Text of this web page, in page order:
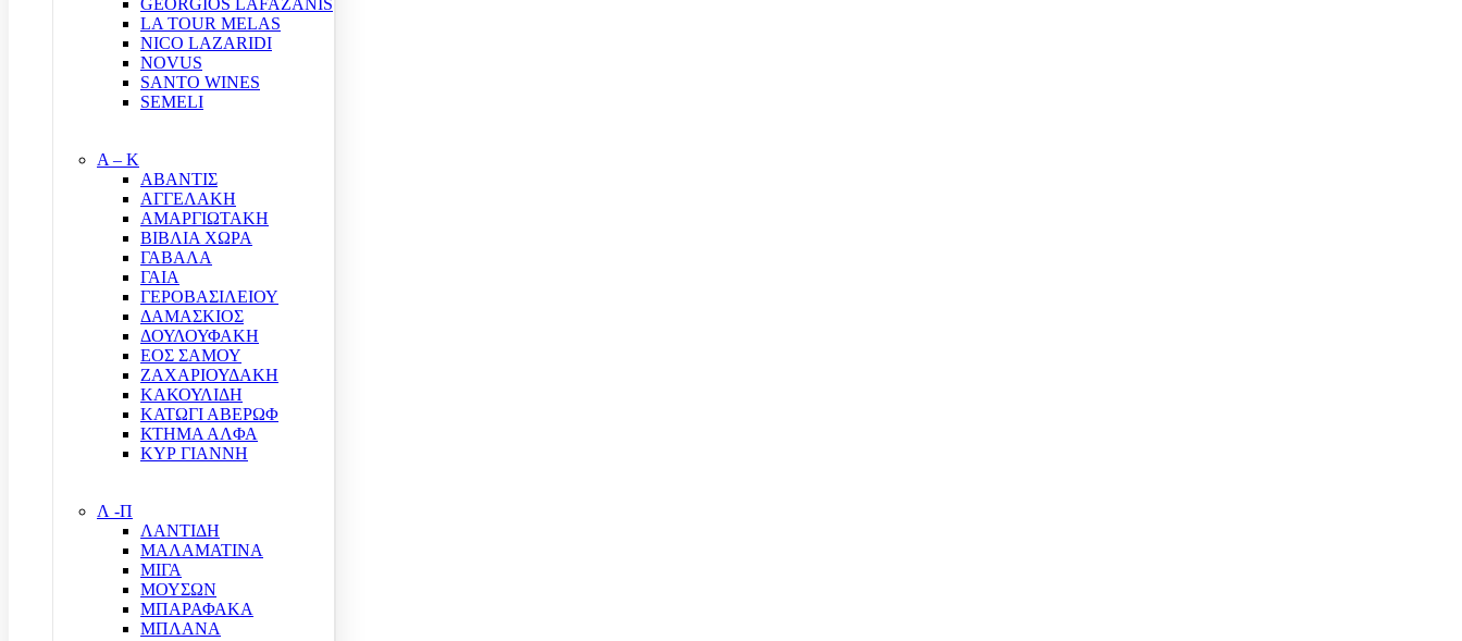
LA TOUR MELAS
NICO LAZARIDI
NOVUS
SANTO WINES
SEMELI
Α – Κ
ΑΒΑΝΤΙΣ
ΑΓΓΕΛΑΚΗ
ΑΜΑΡΓΙΩΤΑΚΗ
ΒΙΒΛΙΑ ΧΩΡΑ
ΓΑΒΑΛΑ
ΓΑΙΑ
ΓΕΡΟΒΑΣΙΛΕΙΟΥ
ΔΑΜΑΣΚΙΟΣ
ΔΟΥΛΟΥΦΑΚΗ
ΕΟΣ ΣΑΜΟΥ
ΖΑΧΑΡΙΟΥΔΑΚΗ
ΚΑΚΟΥΛΙΔΗ
ΚΑΤΩΓΙ ΑΒΕΡΩΦ
ΚΤΗΜΑ ΑΛΦΑ
ΚΥΡ ΓΙΑΝΝΗ
Λ -Π
ΛΑΝΤΙΔΗ
ΜΑΛΑΜΑΤΙΝΑ
ΜΙΓΑ
ΜΟΥΣΩΝ
ΜΠΑΡΑΦΑΚΑ
ΜΠΛΑΝΑ